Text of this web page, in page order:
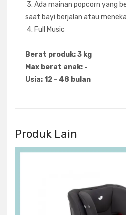
3. Ada mainan popcorn yang
saat bayi berjalan atau
4. Full Music
Berat produk: 3 kg
Max berat anak: -
Usia: 12 - 48 bulan
Produk Lain